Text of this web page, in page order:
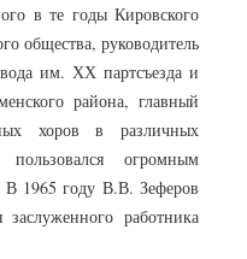
в те годы Кировского
общества, руководитель
им. ХХ партсъезда и
района, главный
хоров в различных
огромным
В 1965 году В.В. Зеферов
работника